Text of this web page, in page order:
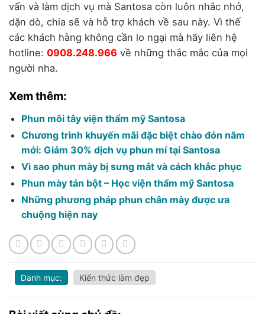
vấn và làm dịch vụ mà Santosa còn luôn nhắc nhở,
dặn dò, chia sẽ và hỗ trợ khách về sau này. Vì thế
các khách hàng không cần lo ngại mà hãy liên hệ
hotline: 0908.248.966 về những thắc mắc của mọi
người nha.
Xem thêm:
Phun môi tây viện thẩm mỹ Santosa
Chương trình khuyến mãi đặc biệt chào đón năm
mới: Giảm 30% dịch vụ phun mí tại Santosa
Vì sao phun mày bị sưng mắt và cách khắc phục
Phun mày tán bột – Học viện thẩm mỹ Santosa
Những phương pháp phun chân mày được ưa
chuộng hiện nay
Danh mục: Kiến thức làm đẹp